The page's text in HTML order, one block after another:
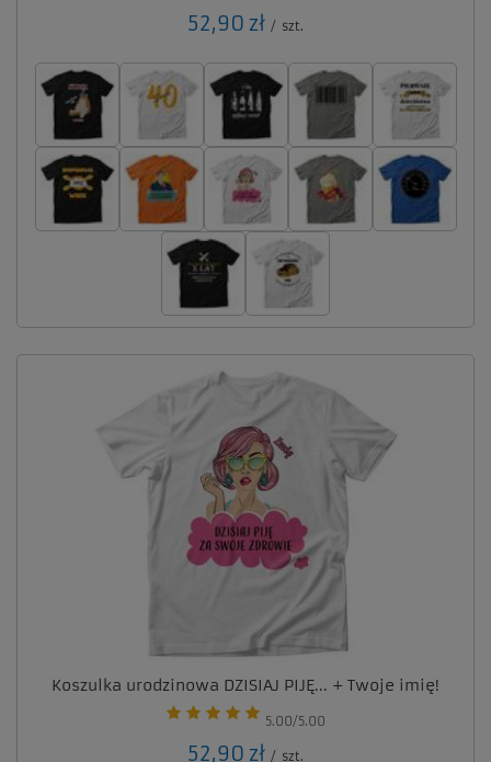
52,90 zł / szt.
Koszulka urodzinowa DZISIAJ PIJĘ... + Twoje imię!
5.00/5.00
52,90 zł / szt.